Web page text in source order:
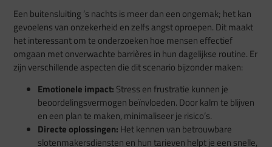
Een buitensluiting ’s nachts is meer dan een ongemak; het kan
gevoelens van onzekerheid en zelfs angst oproepen. Dit maakt
het interessant om te onderzoeken hoe mensen effectief
omgaan met onverwachte barrières in hun dagelijkse routine. Er
zijn verschillende aspecten die dit scenario bijzonder maken:
Emotionele impact: Stress en frustratie kunnen je
beoordelingsvermogen beïnvloeden. Door kalm te blijven
en een plan te maken, minimaliseer je risico’s.
Directe oplossingen: Het kennen van betrouwbare
slotenmakersdiensten en hun tarieven helpt je een snelle,